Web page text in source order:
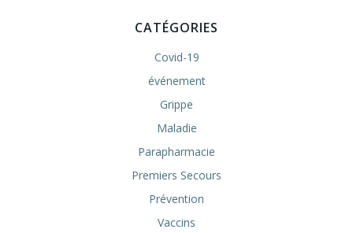
CATÉGORIES
Covid-19
événement
Grippe
Maladie
Parapharmacie
Premiers Secours
Prévention
Vaccins